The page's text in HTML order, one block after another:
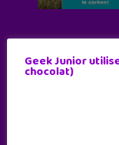
Geek Junior
chocolat)